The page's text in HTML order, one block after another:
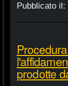
Pubblicato il:
prodotte